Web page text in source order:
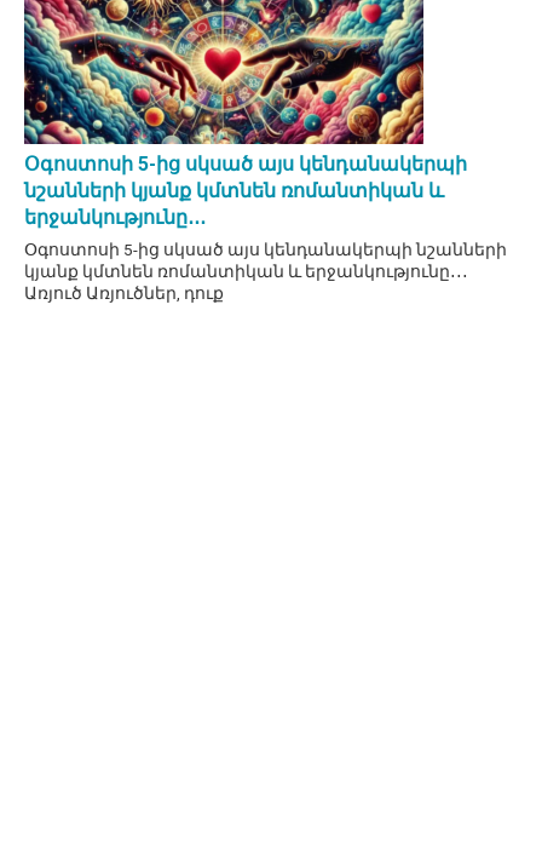
Օգոստոսի 5-ից սկսած այս կենդանակերպի
նշանների կյանք կմտնեն ռոմանտիկան և
երջանկությունը․․․
Օգոստոսի 5-ից սկսած այս կենդանակերպի նշանների
կյանք կմտնեն ռոմանտիկան և երջանկությունը․․․
Առյուծ Առյուծներ, դուք